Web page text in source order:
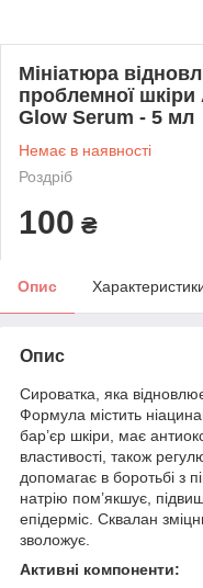
Мініатюра
проблемної
Glow Serum - 5 мл
Немає в наявності
Роздріб
100 ₴
Опис
Опис
Сироватка, яка
Формула містить
бар’єр шкіри, має
властивості, також
допомагає в боротьбі з
натрію пом’якшує,
епідерміс. Сквалан
зволожує.
Активні компоненти: